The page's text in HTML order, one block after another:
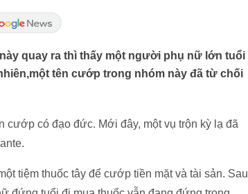
quay ra thì thấy một người phụ nữ lớn tuổi
tên cướp trong nhóm này đã từ chối
có đạo đức. Mới đây, một vụ trộn kỳ lạ đã
tiệm thuốc tây để cướp tiền mặt và tài sản. Sau